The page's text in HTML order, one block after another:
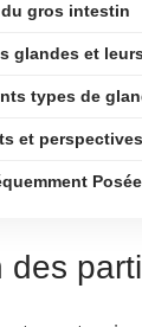
gros intestin
glandes et
types de
et
des